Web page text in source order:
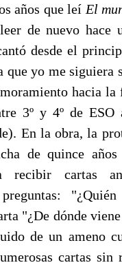
años que leí El
de nuevo hace
desde el
que yo me siguiera
hacia
3º y 4º de ESO
En la obra, la
de quince
recibir cartas
preguntas:
"¿De dónde
de un ameno
cartas sin